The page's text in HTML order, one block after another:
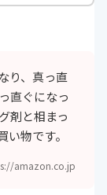
り、真っ直
直ぐになっ
剤と相まっ
物です。
amazon.co.jp